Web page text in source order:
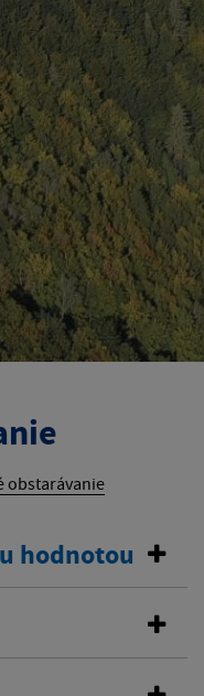
obstarávanie
hodnotou